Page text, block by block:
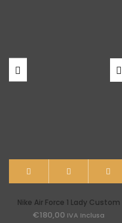
Nike Air Force 1 Lady Custom
€180,00 IVA Inclusa